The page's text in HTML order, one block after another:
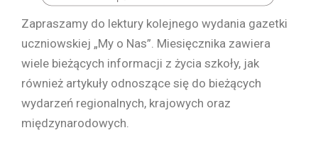
Zapraszamy do lektury kolejnego wydania gazetki
uczniowskiej „My o Nas”. Miesięcznika zawiera
wiele bieżących informacji z życia szkoły, jak
również artykuły odnoszące się do bieżących
wydarzeń regionalnych, krajowych oraz
międzynarodowych.